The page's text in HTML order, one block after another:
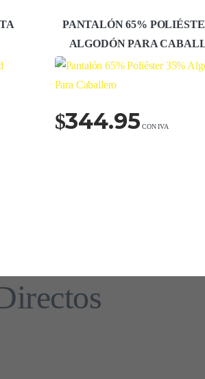
PANTALÓN 65%
ALGODÓN PARA
$344.95